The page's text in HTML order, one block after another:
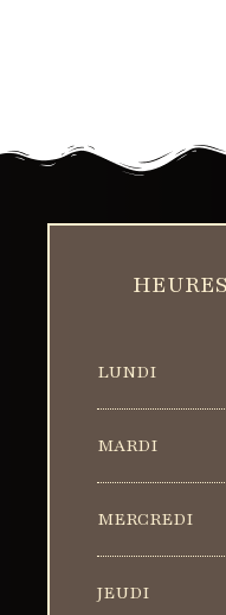
LUNDI
MARDI
MERCREDI
JEUDI